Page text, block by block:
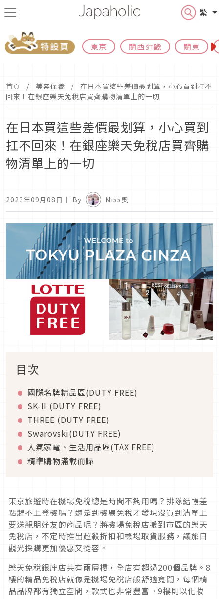
繁
東京 關西近畿 關東
首頁 美容保養
在日本買這些差價最划算，小心買到扛不
回來！在銀座樂天免稅店買齊購物清單上的一切
在日本買這些差價最划算，小心買到
扛不回來！在銀座樂天免稅店買齊購
物清單上的一切
2023年09月08日 ｜ By Miss奧
目次
國際名牌精品區(DUTY FREE)
SK-II (DUTY FREE)
THREE (DUTY FREE)
Swarovski(DUTY FREE)
人氣家電、生活用品區(TAX FREE)
精準購物滿載而歸
東京旅遊時在機場免稅總是時間不夠用嗎？排隊結帳差
點趕不上登機嗎？還是到機場免稅才發現沒買到清單上
要送親朋好友的商品呢？將機場免稅店搬到市區的樂天
免稅店，不定時推出超殺折扣和機場取貨服務，讓旅日
觀光採購更加優惠又從容。
樂天免稅銀座店共有兩層樓，全店有超過200個品牌。8
樓的精品免稅店就像是機場免稅店般舒適寬闊，每個精
品品牌都有獨立空間，款式也非常豐富。9樓則以化妝